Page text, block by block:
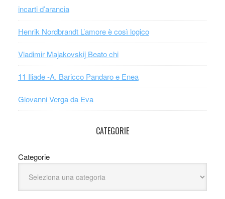
incarti d’arancia
Henrik Nordbrandt L’amore è così logico
Vladimir Majakovskij Beato chi
11 Iliade -A. Baricco Pandaro e Enea
Giovanni Verga da Eva
CATEGORIE
Categorie